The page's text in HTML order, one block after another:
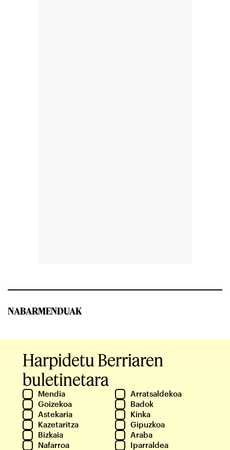
NABARMENDUAK
Harpidetu Berriaren
buletinetara
Mendia
Arratsaldekoa
Goizekoa
Badok
Astekaria
Kinka
Kazetaritza
Gipuzkoa
Bizkaia
Araba
Nafarroa
Iparraldea